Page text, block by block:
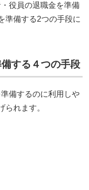
役員の退職金を準備
準備する2つの手段に
する４つの手段
備するのに利用しや
られます。